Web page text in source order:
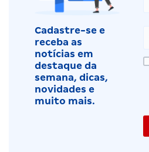
Cadastre-se e
receba as
notícias em
destaque da
semana, dicas,
novidades e
muito mais.